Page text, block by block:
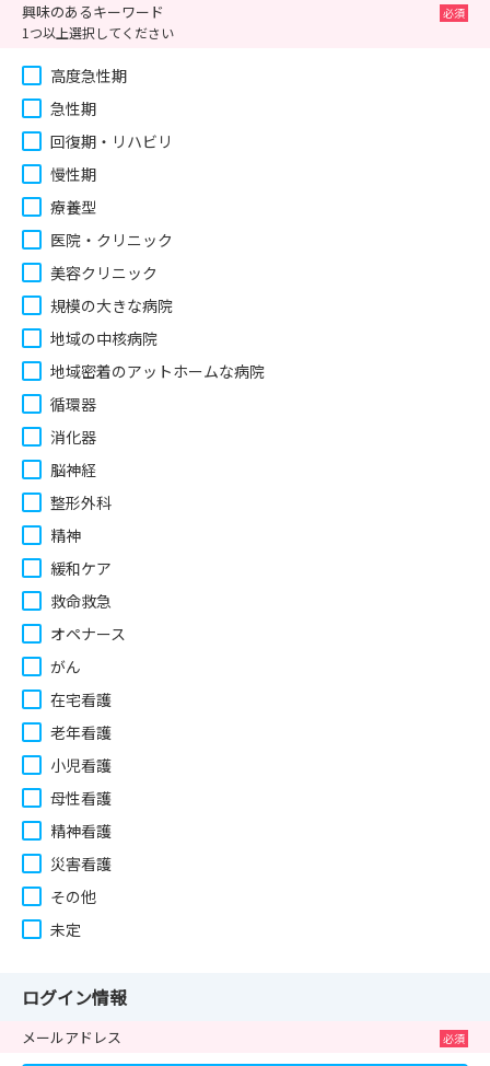
興味のあるキーワード
1つ以上選択してください
高度急性期
急性期
回復期・リハビリ
慢性期
療養型
医院・クリニック
美容クリニック
規模の大きな病院
地域の中核病院
地域密着のアットホームな病院
循環器
消化器
脳神経
整形外科
精神
緩和ケア
救命救急
オペナース
がん
在宅看護
老年看護
小児看護
母性看護
精神看護
災害看護
その他
未定
ログイン情報
メールアドレス